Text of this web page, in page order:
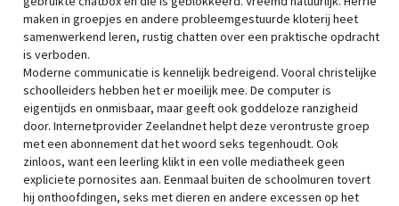
maken in groepjes en andere probleemgestuurde kloterij heet
samenwerkend leren, rustig chatten over een praktische opdracht
is verboden.
Moderne communicatie is kennelijk bedreigend. Vooral christelijke
schoolleiders hebben het er moeilijk mee. De computer is
eigentijds en onmisbaar, maar geeft ook goddeloze ranzigheid
door. Internetprovider Zeelandnet helpt deze verontruste groep
met een abonnement dat het woord seks tegenhoudt. Ook
zinloos, want een leerling klikt in een volle mediatheek geen
expliciete pornosites aan. Eenmaal buiten de schoolmuren tovert
hij onthoofdingen, seks met dieren en andere excessen op het